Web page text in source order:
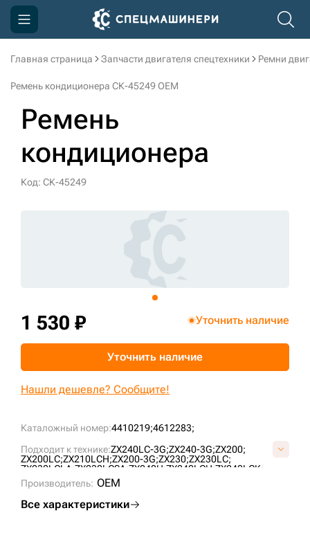
Главная страница Запчасти двигателя спецтехники Ремни
Ремень кондиционера СК-45249 OEM
Ремень
кондиционера
Код: СК-45249
Каталожный номер:4410219;4612283;
Подходит к технике:ZX240LC-3G;ZX240-3G;ZX200;
ZX200LC;ZX210LCH;ZX200-3G;ZX230;ZX230LC;
ZX230LCLA;ZX230LCSA;ZX240H;ZX240LCH;ZX240LCK;
ZX200-5G;
ZX210W;ZX270;
ZX225USR;ZX240LC-5G;
Производитель: OEM
Все характеристики
1 530 ₽ Уточнить наличие
Уточнить наличие
Нашли дешевле? Сообщите!
Компания
Доставка и оплата
Информация
Контакты
+7 (499) 394-50-93